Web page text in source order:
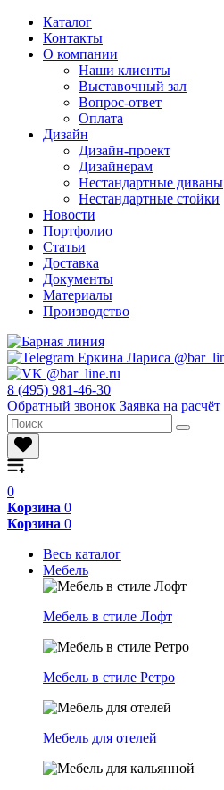
Каталог
Контакты
О компании
Наши клиенты
Выставочный зал
Вопрос-ответ
Оплата
Дизайн
Дизайн-проект
Дизайнерам
Нестандартные диваны
Нестандартные стойки
Новости
Портфолио
Статьи
Доставка
Документы
Материалы
Производство
8 (495) 981-46-30
Обратный звонок Заявка на расчёт
0
Корзина 0
Корзина 0
Весь каталог
Мебель
Мебель в стиле Лофт
Мебель в стиле Ретро
Мебель для отелей